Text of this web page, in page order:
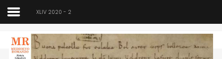
Medioevo Romanzo
XLIV 2020 - 2